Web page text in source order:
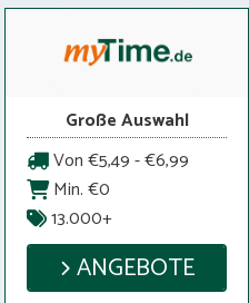
Große Auswahl
Von €5,49 - €6,99
Min. €0
13.000+
ANGEBOTE